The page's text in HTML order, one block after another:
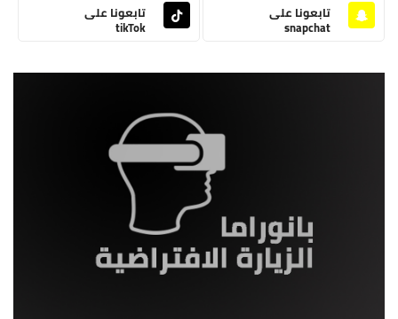
تابعونا على
snapchat
تابعونا على
tikTok